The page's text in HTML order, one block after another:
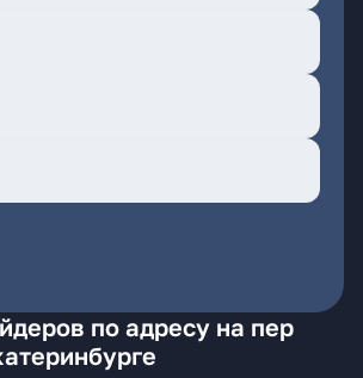
по адресу на пер